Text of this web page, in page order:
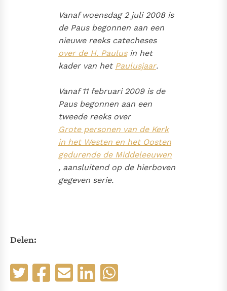
Vanaf woensdag 2 juli 2008 is
de Paus begonnen aan een
nieuwe reeks catecheses
over de H. Paulusin het
kader van het Paulusjaar.
Vanaf 11 februari 2009 is de
Paus begonnen aan een
tweede reeks over
Grote personen van de Kerk
in het Westen en het Oosten
gedurende de Middeleeuwen
, aansluitend op de hierboven
gegeven serie.
Delen: